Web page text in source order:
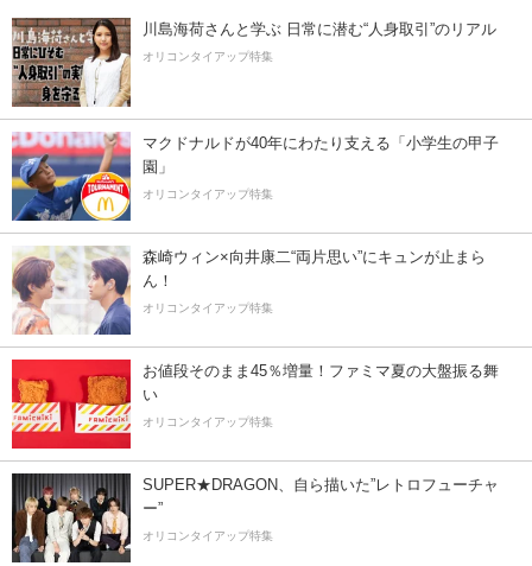
川島海荷さんと学ぶ 日常に潜む“人身取引”のリアル
オリコンタイアップ特集
マクドナルドが40年にわたり支える「小学生の甲子
園」
オリコンタイアップ特集
森崎ウィン×向井康二“両片思い”にキュンが止まら
ん！
オリコンタイアップ特集
お値段そのまま45％増量！ファミマ夏の大盤振る舞
い
オリコンタイアップ特集
SUPER★DRAGON、自ら描いた”レトロフューチャ
ー”
オリコンタイアップ特集